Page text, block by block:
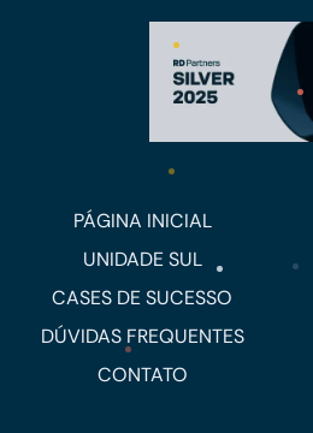
PÁGINA INICIAL
UNIDADE SUL
CASES DE SUCESSO
DÚVIDAS FREQUENTES
CONTATO